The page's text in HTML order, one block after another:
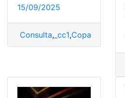
15/09/2025
Consulta, _cc1,Copa América